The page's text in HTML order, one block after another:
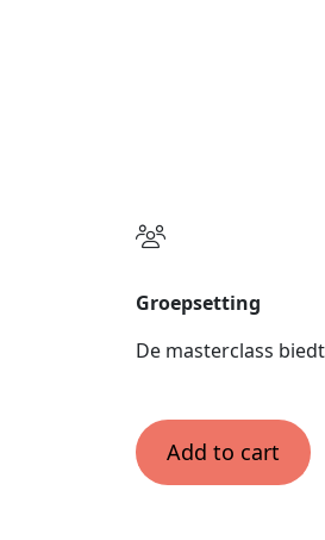
Groepsetting
De masterclass
Add to cart